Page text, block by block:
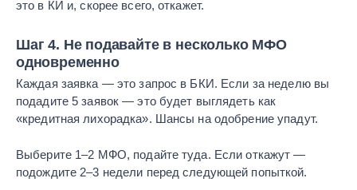
это в КИ и, скорее всего, откажет.
Шаг 4. Не подавайте в несколько МФО
одновременно
Каждая заявка — это запрос в БКИ. Если за неделю вы
подадите 5 заявок — это будет выглядеть как
«кредитная лихорадка». Шансы на одобрение упадут.
Выберите 1–2 МФО, подайте туда. Если откажут —
подождите 2–3 недели перед следующей попыткой.